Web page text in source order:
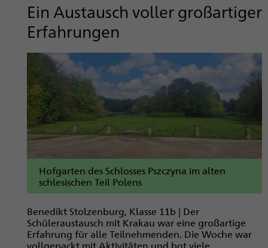
g
o
n
Ein Austausch voller großartiger
Erfahrungen
Hofgarten des Schlosses Pszczyna im alten
schlesischen Teil Polens
Benedikt Stolzenburg, Klasse 11b | Der
Schüleraustausch mit Krakau war eine großartige
Erfahrung für alle Teilnehmenden. Die Woche war